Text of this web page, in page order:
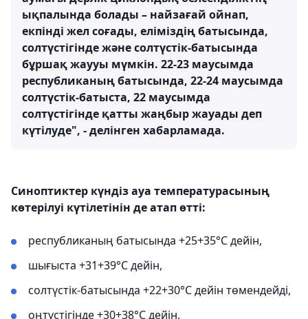
ықпалында болады – найзағай ойнап,
екпінді жел соғады, еліміздің батысында,
солтүстігінде және солтүстік-батысында
бұршақ жаууы мүмкін. 22-23 маусымда
республиканың батысында, 22-24 маусымда
солтүстік-батыста, 22 маусымда
солтүстігінде қатты жаңбыр жауады деп
күтілуде", - делінген хабарламада.
Синоптиктер күндіз ауа температурасының
көтерілуі күтілетінін де атап өтті:
республиканың батысында +25+35°С дейін,
шығыста +31+39°С дейін,
солтүстік-батысында +22+30°С дейін төмендейді,
оңтүстігінде +30+38°С дейін,